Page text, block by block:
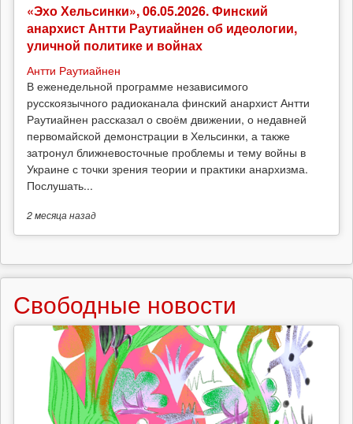
«Эхо Хельсинки», 06.05.2026. Финский
анархист Антти Раутиайнен об идеологии,
уличной политике и войнах
Антти Раутиайнен
В еженедельной программе независимого
русскоязычного радиоканала финский анархист Антти
Раутиайнен рассказал о своём движении, о недавней
первомайской демонстрации в Хельсинки, а также
затронул ближневосточные проблемы и тему войны в
Украине с точки зрения теории и практики анархизма.
Послушать...
2 месяцаназад
Свободные новости